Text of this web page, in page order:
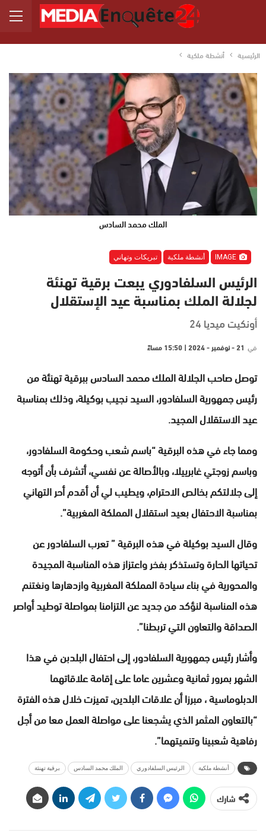
الرئيسية أنشطة ملكية
الملك محمد السادس
أنشطة ملكية تبريكات وتهاني
الرئيس السلفادوري يبعت برقية تهنئة
لجلالة الملك بمناسبة عيد الإستقلال
أونكيت ميديا 24
في 21 - نوفمبر - 2024 | 15:50 مساءً
توصل صاحب الجلالة الملك محمد السادس ببرقية تهنئة من
رئيس جمهورية السلفادور، السيد نجيب بوكيلة، وذلك بمناسبة
عيد الاستقلال المجيد.
ومما جاء في هذه البرقية “باسم شعب وحكومة السلفادور،
وباسم زوجتي غابرييلا، وبالأصالة عن نفسي، أتشرف بأن أتوجه
إلى جلالتكم بخالص الاحترام، ويطيب لي أن أقدم أحر التهاني
بمناسبة الاحتفال بعيد استقلال المملكة المغربية”.
وقال السيد بوكيلة في هذه البرقية ” تعرب السلفادور عن
تحياتها الحارة وتستذكر بفخر واعتزاز هذه المناسبة المجيدة
والمحورية في بناء سيادة المملكة المغربية وازدهارها ونغتنم
هذه المناسبة لنؤكد من جديد عن التزامنا بمواصلة توطيد أواصر
الصداقة والتعاون التي تربطنا”.
وأشار رئيس جمهورية السلفادور، إلى احتفال البلدبن في هذا
الشهر بمرور ثمانية وعشرين عاما على إقامة علاقاتهما
الدبلوماسية ، مبرزا أن علاقات البلدين، تميزت خلال هذه الفترة
“بالتعاون المثمر الذي يشجعنا على مواصلة العمل معا من أجل
رفاهية شعبينا وتنميتهما”.
أنشطة ملكية الرئيس السلفادوري الملك محمد السادس برقية تهنئة
شارك